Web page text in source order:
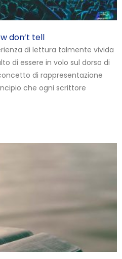
don’t tell
di lettura talmente vivida
di essere in volo sul dorso di
di rappresentazione
che ogni scrittore